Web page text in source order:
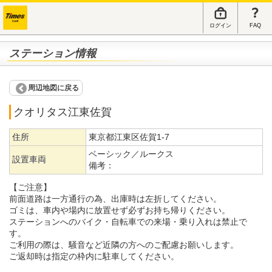
ログイン FAQ
ステーション情報
周辺地図に戻る
クオリタス江東佐賀
住所 東京都江東区佐賀1-7
設置車両
ベーシック／ルークス
備考：
【ご注意】
前面道路は一方通行の為、出庫時は左折してください。
ゴミは、車内や場内に放置せず必ずお持ち帰りください。
ステーションへのバイク・自転車での来場・乗り入れは禁止で
す。
ご利用の際は、騒音など近隣の方へのご配慮お願いします。
ご返却時は指定の枠内に駐車してください。